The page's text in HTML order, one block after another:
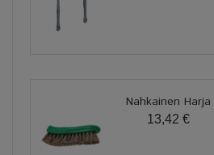
Nahkainen Harja
13,42 €